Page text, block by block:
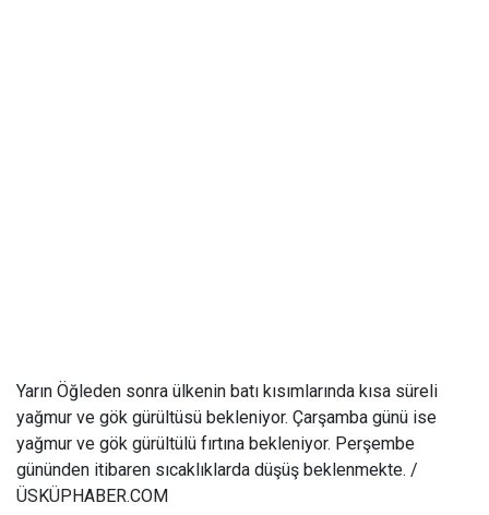
Yarın Öğleden sonra ülkenin batı kısımlarında kısa süreli
yağmur ve gök gürültüsü bekleniyor. Çarşamba günü ise
yağmur ve gök gürültülü fırtına bekleniyor. Perşembe
gününden itibaren sıcaklıklarda düşüş beklenmekte. /
ÜSKÜPHABER.COM